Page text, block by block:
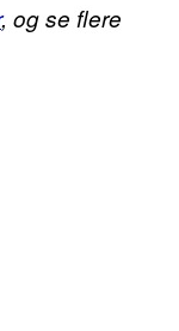
, og se flere